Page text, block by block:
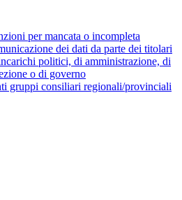
per mancata o incompleta
dei dati da parte dei titolari
politici, di amministrazione, di
o di governo
gruppi consiliari regionali/provinciali